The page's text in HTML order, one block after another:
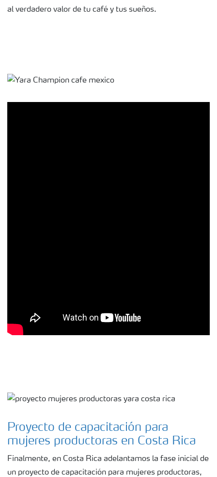
al verdadero valor de tu café y tus sueños.
Proyecto de capacitación para
mujeres productoras en Costa Rica
Finalmente, en Costa Rica adelantamos la fase inicial de
un proyecto de capacitación para mujeres productoras,